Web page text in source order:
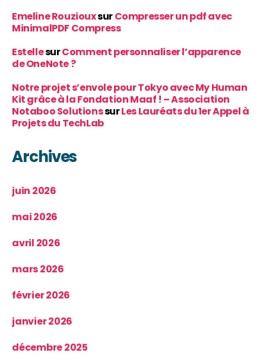
Emeline RouziouxsurCompresser un pdf avec
MinimalPDF Compress
EstellesurComment personnaliser l’apparence
de OneNote ?
Notre projet s’envole pour Tokyo avec My Human
Kit grâce à la Fondation Maaf ! – Association
Notaboo SolutionssurLes Lauréats du 1er Appel à
Projets du TechLab
Archives
juin 2026
mai 2026
avril 2026
mars 2026
février 2026
janvier 2026
décembre 2025